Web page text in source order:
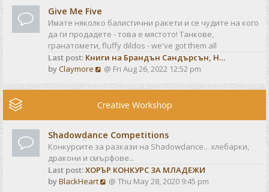
tt
e
s
t
p
o
s
t
w
t
h
e
l
a
t
s
o
s
t
Give Me Five
Имате няколко балистични ракети и се чудите на кого
да ги продадете - това е мястото! Танкове,
гранатомети, fluffy dildos - we've got them all
Last post: Книги на Брандън Сандърсън, Н…
byClaymore
V
e
w
e
l
a
t
e
@ Fri Aug 26, 2022 12:52 pm
Creative Workshop
Shadowdance Competitions
Конкурсите за разкази на Shadowdance... хлебарки,
дракони и смърфове...
Last post:ХОРЪР КОНКУРС ЗА МЛАДЕЖИ
byBlackHeart
V@ Thu May 28, 2020 9:45 pm